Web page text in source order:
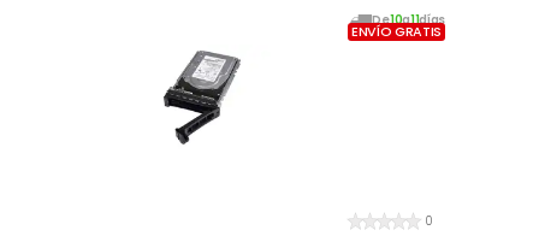
De10a11días
ENVÍO GRATIS
0